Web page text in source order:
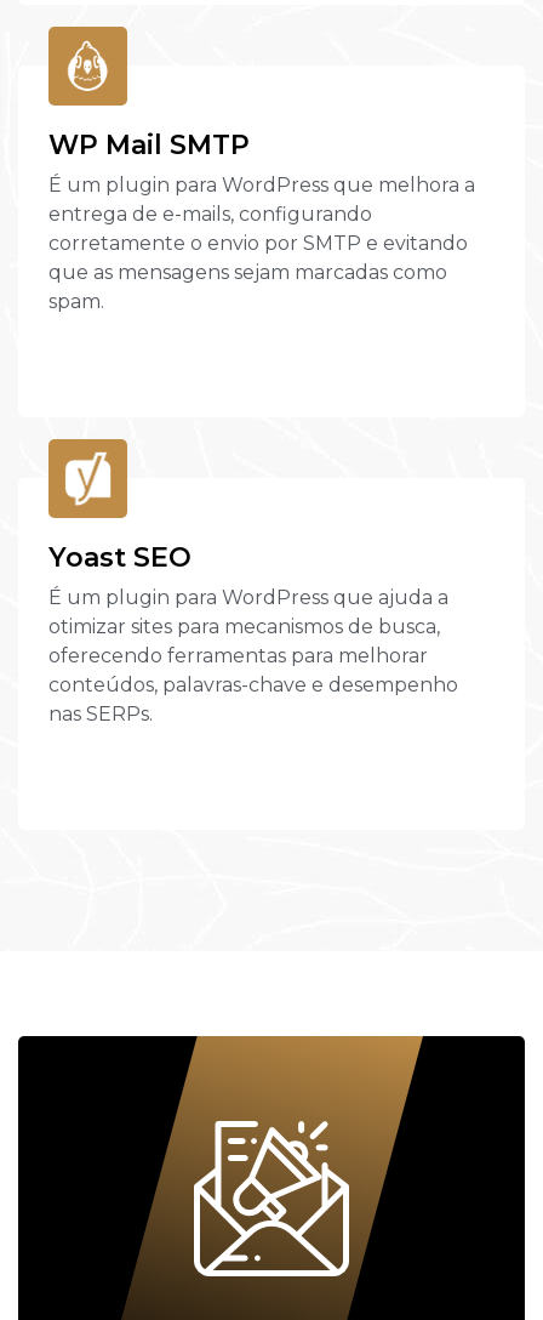
WP Mail SMTP
É um plugin para WordPress que melhora a
entrega de e-mails, configurando
corretamente o envio por SMTP e evitando
que as mensagens sejam marcadas como
spam.
Yoast SEO
É um plugin para WordPress que ajuda a
otimizar sites para mecanismos de busca,
oferecendo ferramentas para melhorar
conteúdos, palavras-chave e desempenho
nas SERPs.